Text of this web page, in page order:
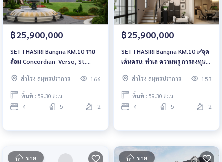
฿25,900,000
SETTHASIRI Bangna KM.10 ราย
ล้อม Concordian, Verso, St.
เริ่ม 25.9 ล้านบาท 📲 นัดชมบ้านจริง
ได้ทันที โทร. 061-6161426 | 065-
4496399 💚 LINE: @wsrcondo
สำโรง สมุทรปราการ 166
พื้นที่ : 59.30 ตร.ว.
4 5 2
฿25,900,000
SETTHASIRI Bangna KM.10 ✅จุด
เด่นครบ: ทำเล ความหรู การลงทุน
ค่าส่วนกลาง 2 ปี 📲ทักเลย! 📞061-
6161426💚 LINE: @wsrcondo
สำโรง สมุทรปราการ 153
พื้นที่ : 59.30 ตร.ว.
4 5 2
ขาย ขาย